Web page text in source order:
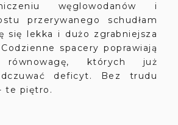
węglowodanów i
przerywanego schudłam
się lekka i dużo zgrabniejsza
spacery poprawiają
których już
deficyt. Bez trudu
te piętro.